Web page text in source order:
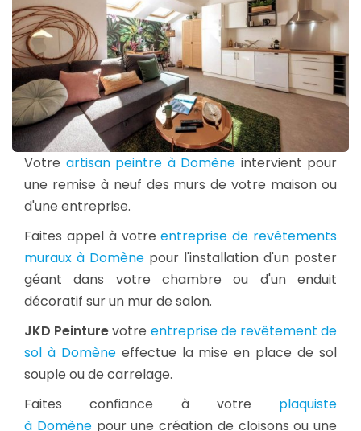
Votre artisan peintre à Domène intervient pour
une remise à neuf des murs de votre maison ou
d'une entreprise.
Faites appel à votreentreprise de revêtements
muraux à Domène pour l'installation d'un poster
géant dans votre chambre ou d'un enduit
décoratif sur un mur de salon.
JKD Peinturevotre entreprise de revêtement de
sol à Domèneeffectue la mise en place de sol
souple ou de carrelage.
Faites confiance à votre plaquiste
à Domènepour une création de cloisons ou une